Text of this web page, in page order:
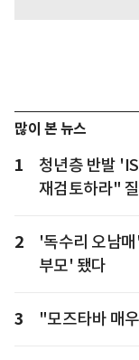
많이 본 뉴스
1
청년층 반발
재검토하라"
2
'독수리 오남
부모' 됐다
3 "모즈타바 매